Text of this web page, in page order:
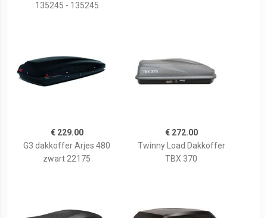
135245 - 135245
€ 229.00
G3 dakkoffer Arjes 480
zwart 22175
€ 272.00
Twinny Load Dakkoffer
TBX 370